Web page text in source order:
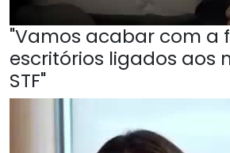
"Vamos acabar com a
escritórios ligados aos
STF"